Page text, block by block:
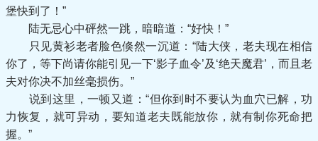
堡快到了！”
陆无忌心中砰然一跳，暗暗道：“好快！”
只见黄衫老者脸色倏然一沉道：“陆大侠，老夫现在相信
你了，等下尚请你能引见一下‘影子血令’及‘绝天魔君’，而且老
夫对你决不加丝毫损伤。”
说到这里，一顿又道：“但你到时不要认为血穴已解，功
力恢复，就可异动，要知道老夫既能放你，就有制你死命把
握。”